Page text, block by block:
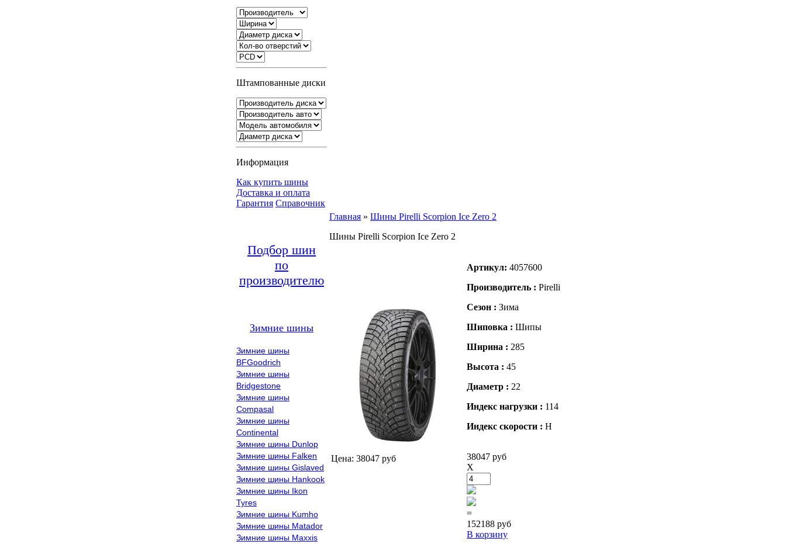
Штампованные диски
Информация
Как купить шины
Доставка и оплата
Гарантия Справочник
Подбор шин
по
производителю
Зимние шины
Зимние шины
BFGoodrich
Зимние шины
Bridgestone
Зимние шины
Compasal
Зимние шины
Continental
Зимние шины Dunlop
Зимние шины Falken
Зимние шины Gislaved
Зимние шины Hankook
Зимние шины Ikon
Tyres
Зимние шины Kumho
Зимние шины Matador
Зимние шины Maxxis
Главная » Шины Pirelli Scorpion Ice Zero 2
Шины Pirelli Scorpion Ice Zero 2
Цена: 38047 руб
Артикул: 4057600
Производитель : Pirelli
Сезон : Зима
Шиповка : Шипы
Ширина : 285
Высота : 45
Диаметр : 22
Индекс нагрузки : 114
Индекс скорости : H
38047 руб
X
=
152188 руб
В корзину